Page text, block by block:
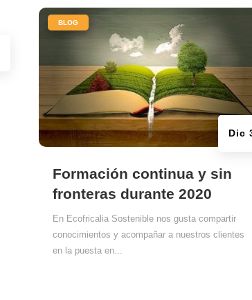
Formación continua y sin
fronteras durante 2020
Dic
BLOG
En Ecofricalia Sostenible nos gusta compartir
conocimientos y acompañar a nuestros clientes
en la puesta en...